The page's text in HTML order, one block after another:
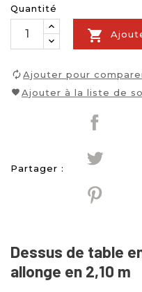
Quantité

Ajouter pour
Ajouter à la liste de
Partager :
Dessus de table
allonge en 2,10 m